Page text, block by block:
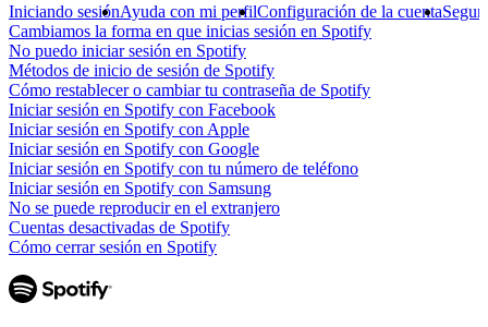
Iniciando sesiónAyuda con mi perfilConfiguración de la cuenta
Cambiamos la forma en que inicias sesión en Spotify
No puedo iniciar sesión en Spotify
Métodos de inicio de sesión de Spotify
Cómo restablecer o cambiar tu contraseña de Spotify
Iniciar sesión en Spotify con Facebook
Iniciar sesión en Spotify con Apple
Iniciar sesión en Spotify con Google
Iniciar sesión en Spotify con tu número de teléfono
Iniciar sesión en Spotify con Samsung
No se puede reproducir en el extranjero
Cuentas desactivadas de Spotify
Cómo cerrar sesión en Spotify